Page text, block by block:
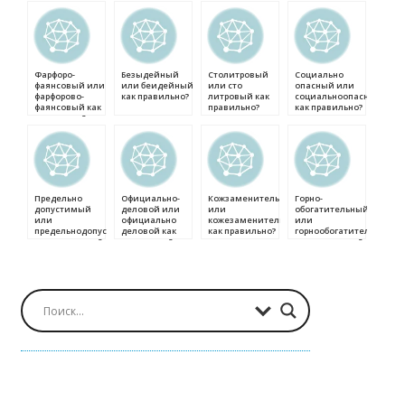
Фарфоро-
фаянсовый или
фарфорово-
фаянсовый как
правильно?
Безыдейный
или беидейный
как правильно?
Столитровый
или сто
литровый как
правильно?
Социально
опасный или
социальноопасный
как правильно?
Предельно
допустимый
или
предельнодопустимый
как правильно?
Официально-
деловой или
официально
деловой как
правильно?
Кожзаменитель
или
кожезаменитель
как правильно?
Горно-
обогатительный
или
горнообогатительный
как правильно?